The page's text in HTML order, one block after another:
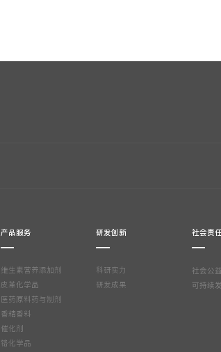
产品服务
维生素营养添加剂
皮革化学品
医药原料药与制剂
香精香料
催化剂
铬化学品
研发创新
科研实力
研发成果
社会责任
社会公益
可持续